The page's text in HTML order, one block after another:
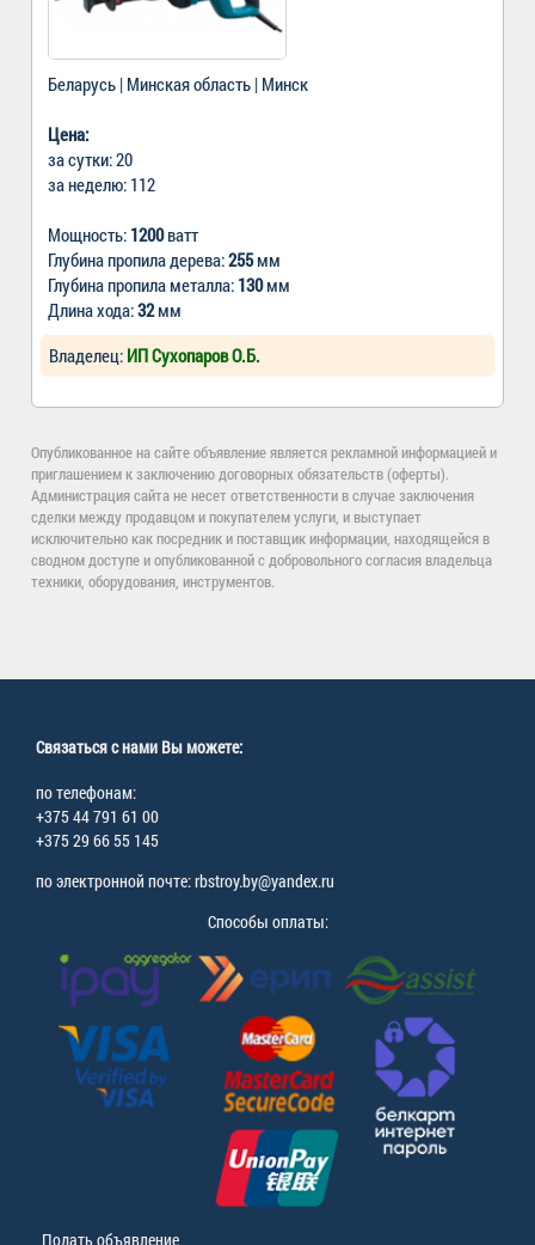
Беларусь | Минская область | Минск
Цена:
за сутки: 20
за неделю: 112
Мощность: 1200ватт
Глубина пропила дерева:255мм
Глубина пропила металла: 130мм
Длина хода:32мм
Владелец: ИП Сухопаров О.Б.
Опубликованное на сайте объявление является рекламной информацией и
приглашением к заключению договорных обязательств (оферты).
Администрация сайта не несет ответственности в случае заключения
сделки между продавцом и покупателем услуги, и выступает
исключительно как посредник и поставщик информации, находящейся в
сводном доступе и опубликованной с добровольного согласия владельца
техники, оборудования, инструментов.
Связаться с нами Вы можете:
по телефонам:
+375 44 791 61 00
+375 29 66 55 145
по электронной почте: rbstroy.by@yandex.ru
Способы оплаты:
Подать объявление